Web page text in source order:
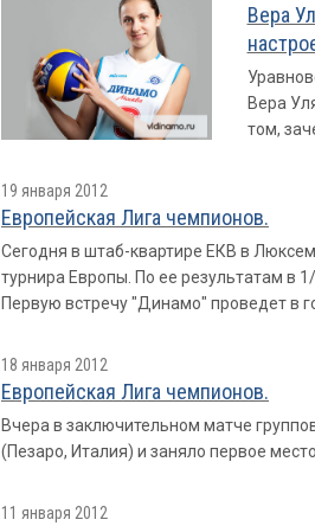
Вера
Вера
том,
19 января 2012
Европейская Лига чемпионов.
Сегодня в штаб-квартире ЕКВ в
турнира Европы. По ее результатам в
Первую встречу "Динамо" проведет в
18 января 2012
Европейская Лига чемпионов.
Вчера в заключительном матче
(Пезаро, Италия) и заняло первое место
11 января 2012